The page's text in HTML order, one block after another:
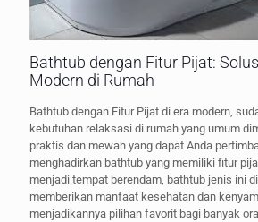
Bathtub dengan Fitur Pijat:
Modern di Rumah
Bathtub dengan Fitur Pijat di era modern,
kebutuhan relaksasi di rumah yang umum
praktis dan mewah yang dapat Anda
menghadirkan bathtub yang memiliki fitur
menjadi tempat berendam, bathtub jenis ini
memberikan manfaat kesehatan dan
menjadikannya pilihan favorit bagi banyak